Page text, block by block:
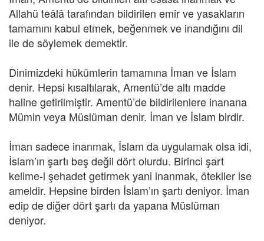
Allahü teâlâ tarafından bildirilen emir ve yasakların
tamamını kabul etmek, beğenmek ve inandığını dil
ile de söylemek demektir.
Dinimizdeki hükümlerin tamamına İman ve İslam
denir. Hepsi kısaltılarak, Amentü’de altı madde
haline getirilmiştir. Amentü’de bildirilenlere inanana
Mümin veya Müslüman denir. İman ve İslam birdir.
İman sadece inanmak, İslam da uygulamak olsa idi,
İslam’ın şartı beş değil dört olurdu. Birinci şart
kelime-i şehadet getirmek yani inanmak, ötekiler ise
ameldir. Hepsine birden İslam’ın şartı deniyor. İman
edip de diğer dört şartı da yapana Müslüman
deniyor.